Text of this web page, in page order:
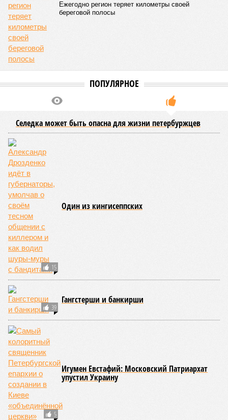
Ежегодно регион теряет километры своей
береговой полосы
ПОПУЛЯРНОЕ
Селедка может быть опасна для жизни петербуржцев
15
Один из кингисеппских
39
Гангстерши и банкирши
5
Игумен Евстафий: Московский Патриархат
упустил Украину